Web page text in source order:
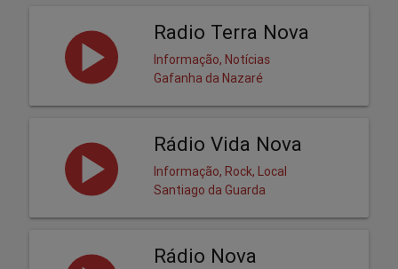
Radio Terra Nova
Informação, Notícias
Gafanha da Nazaré
Rádio Vida Nova
Informação, Rock, Local
Santiago da Guarda
Rádio Nova